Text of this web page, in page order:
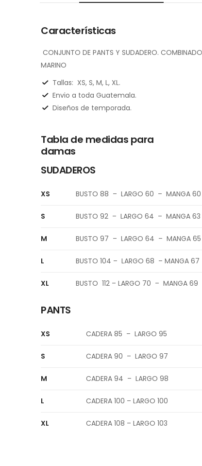
Características
CONJUNTO DE PANTS Y SUDADERO.
MARINO
Tallas: XS, S, M, L, XL.
Envio a toda Guatemala.
Diseños de temporada.
Tabla de medidas para
damas
SUDADEROS
XS BUSTO 88 – LARGO 60 – MANGA 60
S BUSTO 92 – LARGO 64 – MANGA 63
M BUSTO 97 – LARGO 64 – MANGA 65
L BUSTO 104 – LARGO 68 – MANGA 67
XL BUSTO 112 – LARGO 70 – MANGA 69
PANTS
XS CADERA 85 – LARGO 95
S CADERA 90 – LARGO 97
M CADERA 94 – LARGO 98
L CADERA 100 – LARGO 100
XL CADERA 108 – LARGO 103